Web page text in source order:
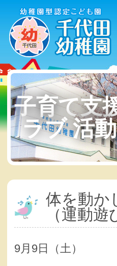
子育て支
ラブ 活
体を動か
（運動遊
9月9日（土）